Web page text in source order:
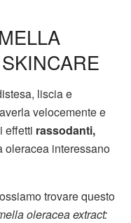
liscia e
velocemente e
effetti rassodanti,
oleracea interessano
trovare questo
oleracea extract: